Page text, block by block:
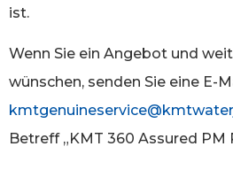
ist.
Wenn Sie ein Angebot und
wünschen, senden Sie eine E-
Betreff „KMT 360 Assured PM